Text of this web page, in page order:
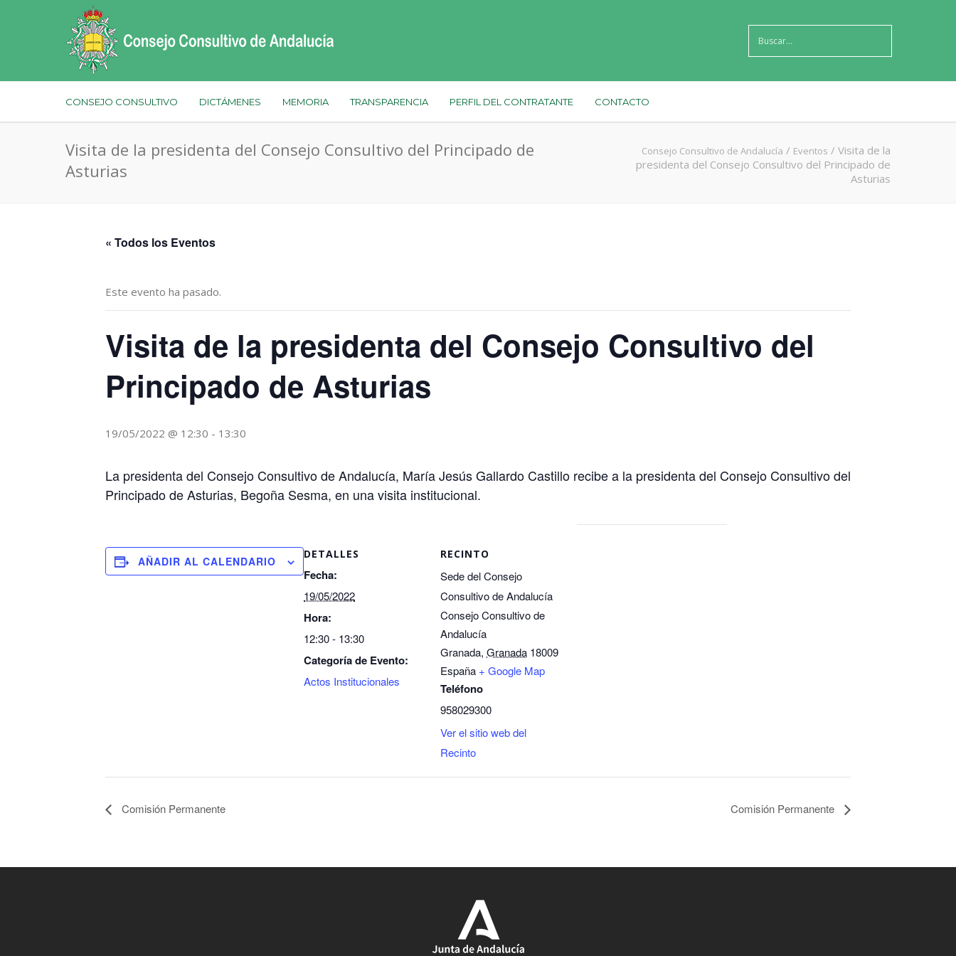
CONSEJO CONSULTIVO DICTÁMENES MEMORIA TRANSPARENCIA PERFIL DEL CONTRATANTE CONTACTO
Visita de la presidenta del Consejo Consultivo del Principado de
Asturias
Consejo Consultivo de Andalucía / Eventos / Visita de la
presidenta del Consejo Consultivo del Principado de
Asturias
« Todos los Eventos
Este evento ha pasado.
Visita de la presidenta del Consejo Consultivo del
Principado de Asturias
19/05/2022 @ 12:30 - 13:30
La presidenta del Consejo Consultivo de Andalucía, María Jesús Gallardo Castillo recibe a la presidenta del Consejo Consultivo del
Principado de Asturias, Begoña Sesma, en una visita institucional.
AÑADIR AL CALENDARIO
DETALLES
Fecha:
19/05/2022
Hora:
12:30 - 13:30
Categoría de Evento:
Actos Institucionales
RECINTO
Sede del Consejo
Consultivo de Andalucía
Consejo Consultivo de
Andalucía
Granada, Granada 18009
España + Google Map
Teléfono
958029300
Ver el sitio web del
Recinto
Comisión Permanente Comisión Permanente